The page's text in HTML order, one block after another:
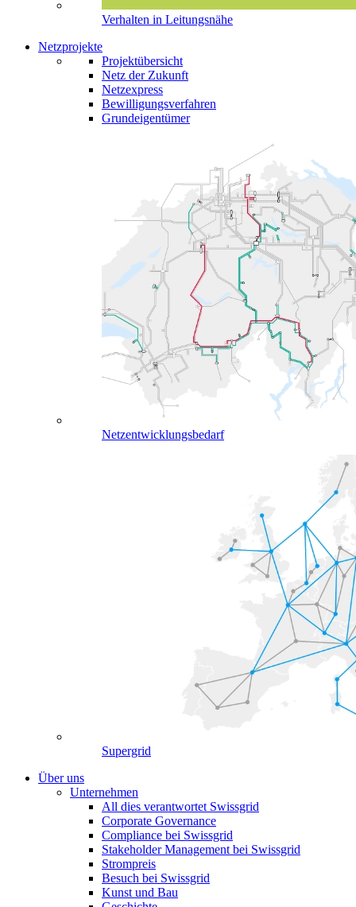
Verhalten in Leitungsnähe
Netzprojekte
Projektübersicht
Netz der Zukunft
Netzexpress
Bewilligungsverfahren
Grundeigentümer
Netzentwicklungsbedarf
Supergrid
Über uns
Unternehmen
All dies verantwortet Swissgrid
Corporate Governance
Compliance bei Swissgrid
Stakeholder Management bei Swissgrid
Strompreis
Besuch bei Swissgrid
Kunst und Bau